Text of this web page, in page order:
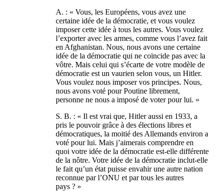
A. : « Vous, les Européens, vous avez une
certaine idée de la démocratie, et vous voulez
imposer cette idée à tous les autres. Vous voulez
l’exporter avec les armes, comme vous l’avez fait
en Afghanistan. Nous, nous avons une certaine
idée de la démocratie qui ne coïncide pas avec la
vôtre. Mais celui qui s’écarte de votre modèle de
démocratie est un vaurien selon vous, un Hitler.
Vous voulez nous imposer vos principes. Nous,
nous avons voté pour Poutine librement,
personne ne nous a imposé de voter pour lui. »
S. B. : « Il est vrai que, Hitler aussi en 1933, a
pris le pouvoir grâce à des élections libres et
démocratiques, la moitié des Allemands environ a
voté pour lui. Mais j’aimerais comprendre en
quoi votre idée de la démocratie est-elle différente
de la nôtre. Votre idée de la démocratie inclut-elle
le fait qu’un état puisse envahir une autre nation
reconnue par l’ONU et par tous les autres
pays ? »